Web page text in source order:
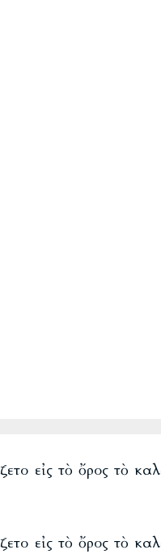
εἰς τὸ ὄρος τὸ
εἰς τὸ ὄρος τὸ